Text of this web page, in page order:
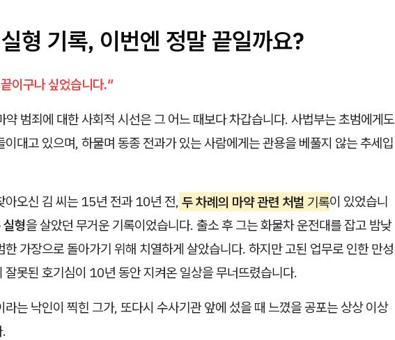
형 기록, 이번엔 정말 끝일까요?
이구나 싶었습니다."
범죄에 대한 사회적 시선은 그 어느 때보다 차갑습니다. 사법부는 초범에게도
이대고 있으며, 하물며 동종 전과가 있는 사람에게는 관용을 베풀지 않는 추세입
아오신 김 씨는 15년 전과 10년 전, 두 차례의 마약 관련 처벌 기록이 있었습니
실형을 살았던 무거운 기록이었습니다. 출소 후 그는 화물차 운전대를 잡고 밤낮
한 가장으로 돌아가기 위해 치열하게 살았습니다. 하지만 고된 업무로 인한 만성
잘못된 호기심이 10년 동안 지켜온 일상을 무너뜨렸습니다.
라는 낙인이 찍힌 그가, 또다시 수사기관 앞에 섰을 때 느꼈을 공포는 상상 이상